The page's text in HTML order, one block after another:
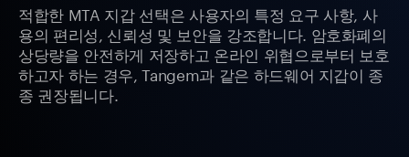
적합한 MTA 지갑 선택은 사용자의 특정 요구 사항, 사
용의 편리성, 신뢰성 및 보안을 강조합니다. 암호화폐의
상당량을 안전하게 저장하고 온라인 위협으로부터 보호
하고자 하는 경우, Tangem과 같은 하드웨어 지갑이 종
종 권장됩니다.